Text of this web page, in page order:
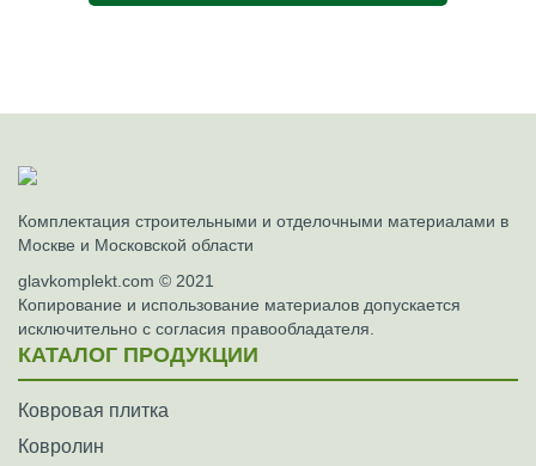
Комплектация строительными и отделочными материалами в
Москве и Московской области
glavkomplekt.com © 2021
Копирование и использование материалов допускается
исключительно с согласия правообладателя.
КАТАЛОГ ПРОДУКЦИИ
Ковровая плитка
Ковролин